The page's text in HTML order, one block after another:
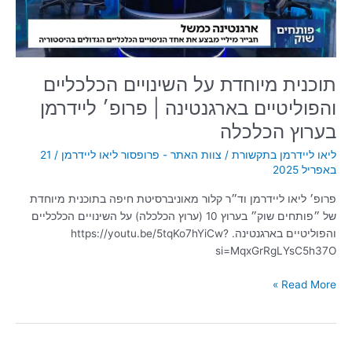
תוכנית מיוחדת על השינויים הכלכליים
והפוליטיים בארגנטינה | פרופ׳ ליידרמן
בערוץ הכלכלה
ליאו ליידרמן בתקשורת / צוות האתר - פרופסור ליאו ליידרמן /
21
באפריל 2025
פרופ׳ ליאו ליידרמן וד״ר קלור מאוניברסיטת חיפה בתוכנית מיוחדת
של ״פותחים שוק״ בערוץ 10 (ערוץ הכלכלה) על השינויים הכלכליים
והפוליטיים בארגנטינה. https://youtu.be/5tqKo7hYiCw?
si=MqxGrRgLYsC5h37O
|
פרופ׳
ליידרמן
בערוץ
Read More »